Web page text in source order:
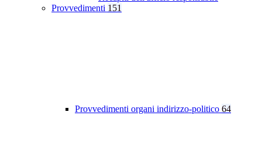
Provvedimenti 151
Provvedimenti organi indirizzo-politico 64